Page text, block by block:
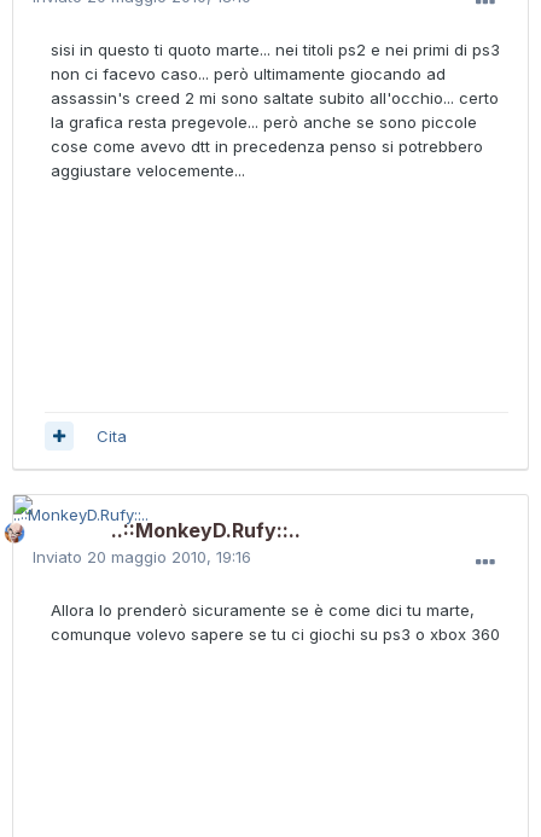
sisi in questo ti quoto marte... nei titoli ps2 e nei primi di ps3
non ci facevo caso... però ultimamente giocando ad
assassin's creed 2 mi sono saltate subito all'occhio... certo
la grafica resta pregevole... però anche se sono piccole
cose come avevo dtt in precedenza penso si potrebbero
aggiustare velocemente...
Cita
..::MonkeyD.Rufy::..
Inviato 20 maggio 2010, 19:16
Allora lo prenderò sicuramente se è come dici tu marte,
comunque volevo sapere se tu ci giochi su ps3 o xbox 360